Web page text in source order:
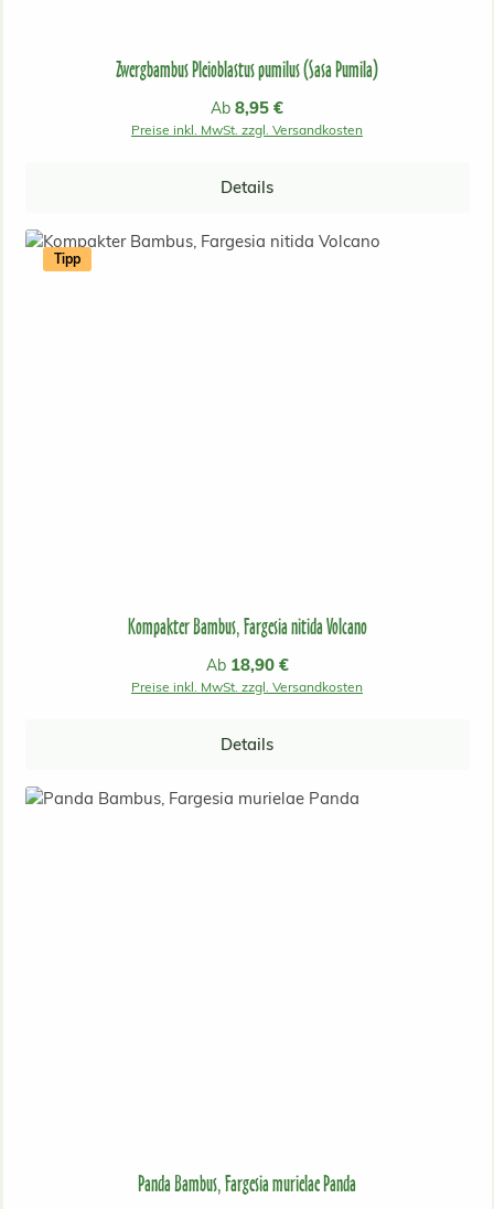
Zwergbambus Pleioblastus pumilus (Sasa Pumila)
Regulärer Preis:
Ab 8,95 €
Preise inkl. MwSt. zzgl. Versandkosten
Details
Tipp
Kompakter Bambus, Fargesia nitida Volcano
Regulärer Preis:
Ab 18,90 €
Preise inkl. MwSt. zzgl. Versandkosten
Details
Panda Bambus, Fargesia murielae Panda